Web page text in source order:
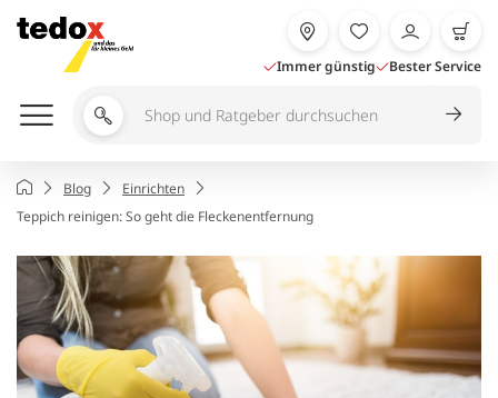
Inhalt
springen
Immer günstig Bester Service
Shop
Ratgeber
durchsuchen
Startseite
Blog
Einrichten
Teppich reinigen: So geht die Fleckenentfernung